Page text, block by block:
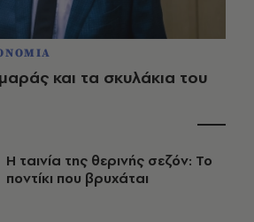
και τα σκυλάκια του
Η ταινία της θερινής σεζόν: Το
ποντίκι που βρυχάται